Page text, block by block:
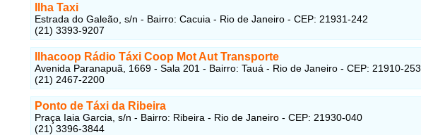
Ilha Taxi
Estrada do Galeão, s/n - Bairro: Cacuia - Rio de Janeiro - CEP: 21931-242
(21) 3393-9207
Ilhacoop Rádio Táxi Coop Mot Aut Transporte
Avenida Paranapuã, 1669 - Sala 201 - Bairro: Tauá - Rio de Janeiro - CEP: 21910-253
(21) 2467-2200
Ponto de Táxi da Ribeira
Praça Iaia Garcia, s/n - Bairro: Ribeira - Rio de Janeiro - CEP: 21930-040
(21) 3396-3844